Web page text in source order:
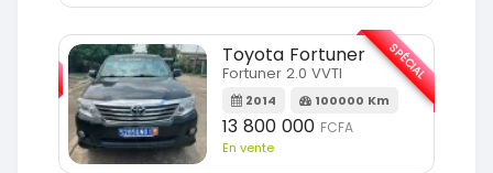
Toyota Fortuner
Fortuner 2.0 VVTI
2014 100000 Km
13 800 000 FCFA
En vente
SPÉCIAL